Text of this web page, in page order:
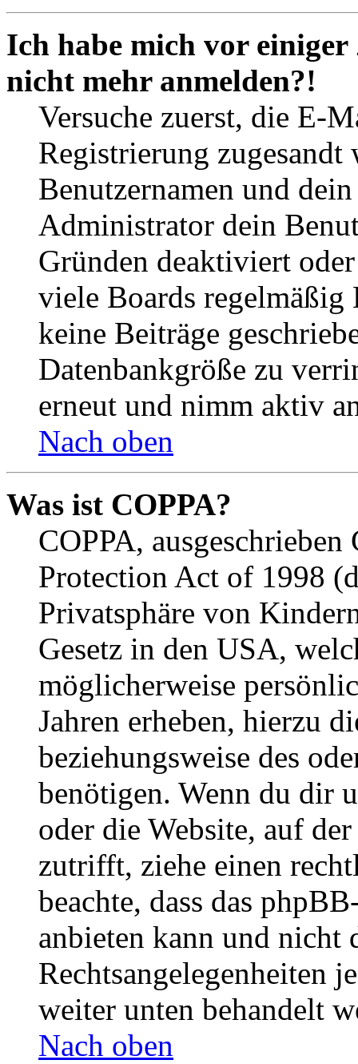
Ich habe mich vor
nicht mehr anmelden?!
Versuche zuerst, die E-
Registrierung
Benutzernamen und
Administrator dein
Gründen deaktiviert
viele Boards
keine Beiträge
Datenbankgröße zu
erneut und nimm aktiv
Nach oben
Was ist COPPA?
COPPA,
Protection Act of 1998
Privatsphäre von
Gesetz in den USA,
möglicherweise
Jahren erheben, hierzu
beziehungsweise des
benötigen. Wenn du dir
oder die Website, auf
zutrifft, ziehe einen
beachte, dass das
anbieten kann und nicht
Rechtsangelegenheiten
weiter unten behandelt
Nach oben